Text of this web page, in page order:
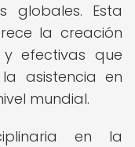
globales. Esta
la creación
efectivas que
asistencia en
mundial.
en la